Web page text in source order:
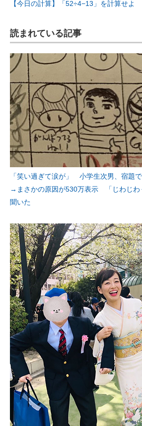
【今日の計算】「52÷4−13」を計算せよ
読まれている記事
「笑い過ぎて涙が」 小学生次男、宿題
→まさかの原因が530万表示 「じわじ
聞いた